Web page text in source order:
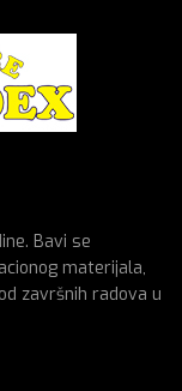
Bavi se
materijala,
završnih radova u